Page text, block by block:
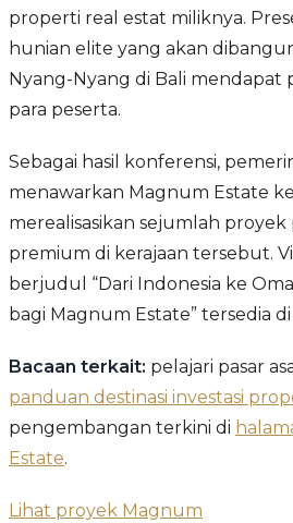
properti real estat miliknya.
hunian elite yang akan
Nyang-Nyang di Bali mendapat
para peserta.
Sebagai hasil konferensi,
menawarkan Magnum Estate
merealisasikan sejumlah
premium di kerajaan tersebut.
berjudul “Dari Indonesia ke
bagi Magnum Estate” tersedia di
Bacaan terkait: pelajari pasar
panduan destinasi investasi
pengembangan terkini di
Estate.
Lihat proyek Magnum